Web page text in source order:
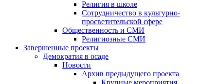
Религия в школе
Сотрудничество в культурно-
просветительской сфере
Общественность и СМИ
Религиозные СМИ
Завершенные проекты
Демократия в осаде
Новости
Архив предыдущего проекта
Крупные мероприятия